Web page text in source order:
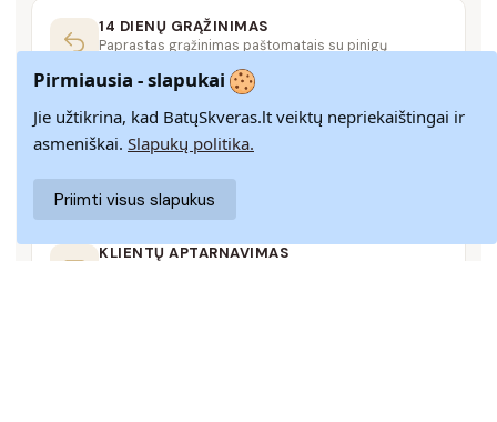
14 DIENŲ GRĄŽINIMAS
Paprastas grąžinimas paštomatais su pinigų
SAUGUS MOKĖJIMAS
SSL šifravimas užtikrina aukščiausią jūsų duomenų
saugumo lygį
KLIENTŲ APTARNAVIMAS
Pirmiausia - slapukai
Jie užtikrina, kad BatųSkveras.lt veiktų nepriekaištingai ir
asmeniškai. Slapukų politika.
Priimti visus slapukus